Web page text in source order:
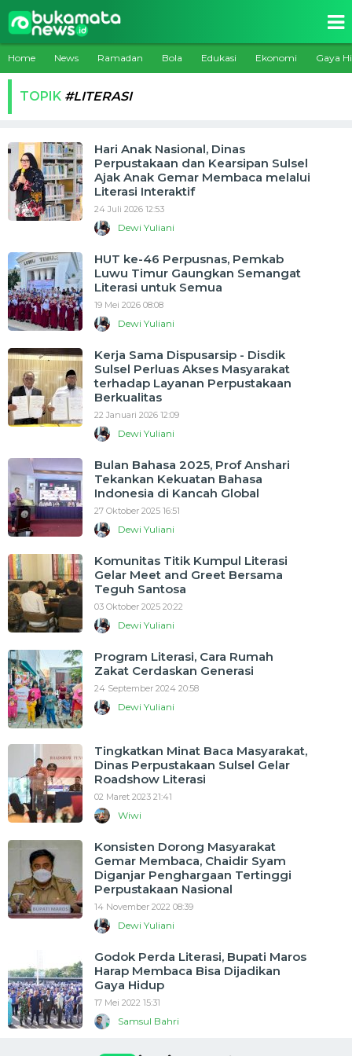
Home News Ramadan Bola Edukasi Ekonomi Gaya
TOPIK #LITERASI
Hari Anak Nasional, Dinas
Perpustakaan dan Kearsipan Sulsel
Ajak Anak Gemar Membaca melalui
Literasi Interaktif
24 Juli 2026 12:53
Dewi Yuliani
HUT ke-46 Perpusnas, Pemkab
Luwu Timur Gaungkan Semangat
Literasi untuk Semua
19 Mei 2026 08:08
Dewi Yuliani
Kerja Sama Dispusarsip - Disdik
Sulsel Perluas Akses Masyarakat
terhadap Layanan Perpustakaan
Berkualitas
22 Januari 2026 12:09
Dewi Yuliani
Bulan Bahasa 2025, Prof Anshari
Tekankan Kekuatan Bahasa
Indonesia di Kancah Global
27 Oktober 2025 16:51
Dewi Yuliani
Komunitas Titik Kumpul Literasi
Gelar Meet and Greet Bersama
Teguh Santosa
03 Oktober 2025 20:22
Dewi Yuliani
Program Literasi, Cara Rumah
Zakat Cerdaskan Generasi
24 September 2024 20:58
Dewi Yuliani
Tingkatkan Minat Baca Masyarakat,
Dinas Perpustakaan Sulsel Gelar
Roadshow Literasi
02 Maret 2023 21:41
Wiwi
Konsisten Dorong Masyarakat
Gemar Membaca, Chaidir Syam
Diganjar Penghargaan Tertinggi
Perpustakaan Nasional
14 November 2022 08:39
Dewi Yuliani
Godok Perda Literasi, Bupati Maros
Harap Membaca Bisa Dijadikan
Gaya Hidup
17 Mei 2022 15:31
Samsul Bahri